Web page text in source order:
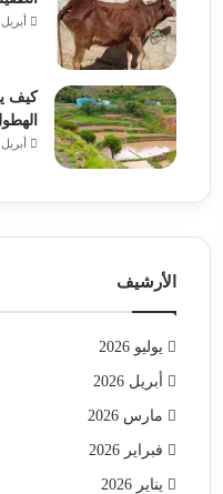
أبريل 5, 2026
كيف
أبريل 5, 2026
الأرشيف
يوليو 2026
أبريل 2026
مارس 2026
فبراير 2026
يناير 2026